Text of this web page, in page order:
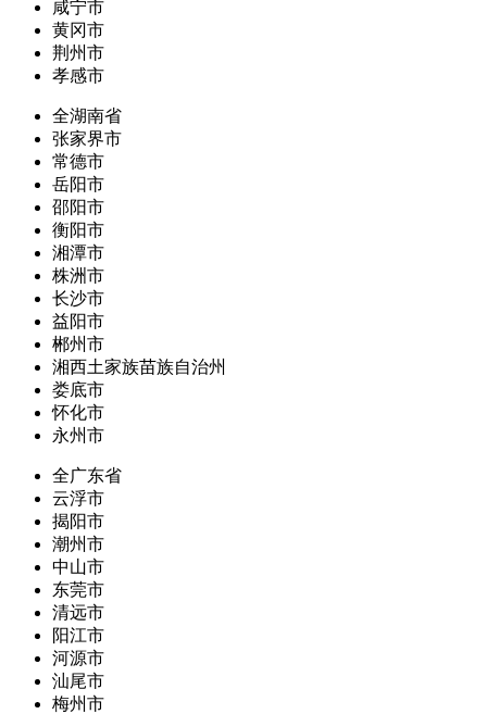
咸宁市
黄冈市
荆州市
孝感市
全湖南省
张家界市
常德市
岳阳市
邵阳市
衡阳市
湘潭市
株洲市
长沙市
益阳市
郴州市
湘西土家族苗族自治州
娄底市
怀化市
永州市
全广东省
云浮市
揭阳市
潮州市
中山市
东莞市
清远市
阳江市
河源市
汕尾市
梅州市